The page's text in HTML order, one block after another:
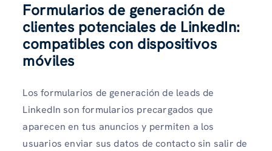
Formularios de generación de
clientes potenciales de LinkedIn:
compatibles con dispositivos
móviles
Los formularios de generación de leads de
LinkedIn son formularios precargados que
aparecen en tus anuncios y permiten a los
usuarios enviar sus datos de contacto sin salir de